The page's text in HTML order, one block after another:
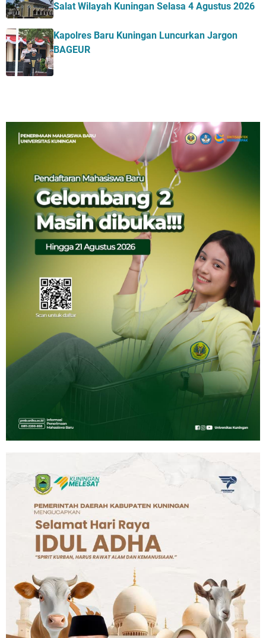
Salat Wilayah Kuningan Selasa 4 Agustus 2026
Kapolres Baru Kuningan Luncurkan Jargon
BAGEUR